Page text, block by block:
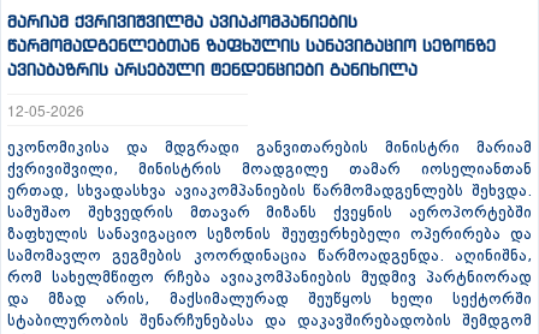
მარიამ ქვრივიშვილმა ავიაკომპანიების
წარმომადგენლებთან ზაფხულის სანავიგაციო სეზონზე
ავიაბაზრის არსებული ტენდენციები განიხილა
12-05-2026
ეკონომიკისა და მდგრადი განვითარების მინისტრი მარიამ
ქვრივიშვილი, მინისტრის მოადგილე თამარ იოსელიანთან
ერთად, სხვადასხვა ავიაკომპანიების წარმომადგენლებს შეხვდა.
სამუშაო შეხვედრის მთავარ მიზანს ქვეყნის აეროპორტებში
ზაფხულის სანავიგაციო სეზონის შეუფერხებელი ოპერირება და
სამომავლო გეგმების კოორდინაცია წარმოადგენდა. აღინიშნა,
რომ სახელმწიფო რჩება ავიაკომპანიების მუდმივ პარტნიორად
და მზად არის, მაქსიმალურად შეუწყოს ხელი სექტორში
სტაბილურობის შენარჩუნებასა და დაკავშირებადობის შემდგომ